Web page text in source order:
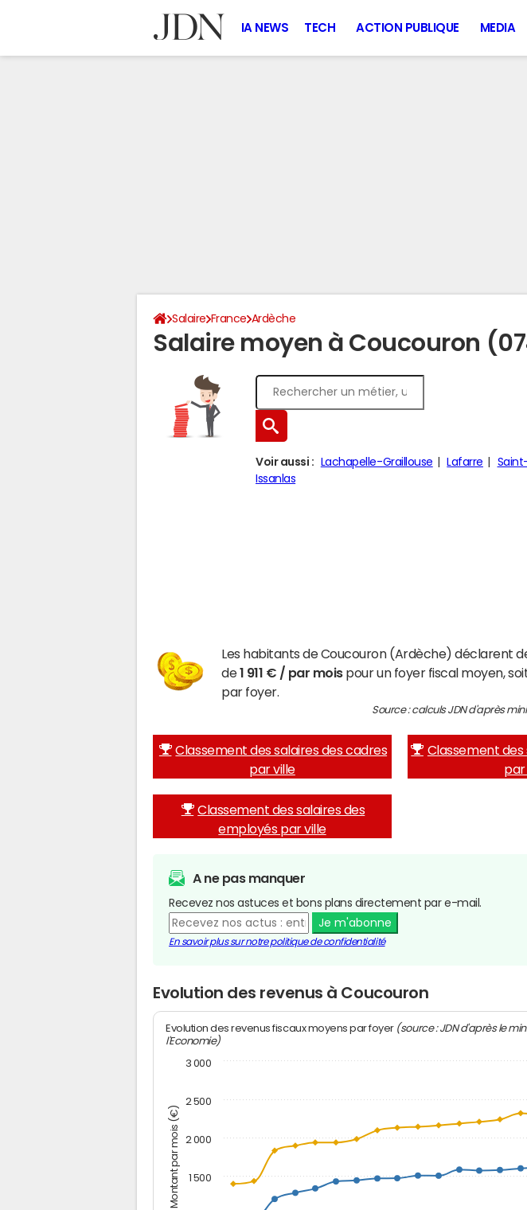
IA NEWS TECH ACTION PUBLIQUE MEDIA
Salaire France Ardèche
Salaire moyen à Coucouron
Voir aussi : Lachapelle-Graillouse Lafarre
Issanlas
Les habitants de Coucouron (Ardèche) déclarent
de1 911 € / par moispour un foyer fiscal moyen,
par foyer.
Source : calculs JDN d'après
Classement des salaires des cadres
par ville
Classement des
par
Classement des salaires des
employés par ville
A ne pas manquer
Recevez nos astuces et bons plans directement par e-mail.
Je m'abonne
En savoir plus sur notre politique de confidentialité
Evolution des revenus à Coucouron
Montant par mois (€)
Evolution des revenus fiscaux moyens par foyer (source : JDN d'après le
l'Economie)
1 500
2 000
2 500
3 000